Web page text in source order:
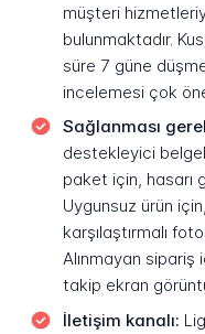
müşteri
bulunmaktadır.
süre 7 güne
incelemesi çok
Sağlanması
destekleyici
paket için, hasarı
Uygunsuz ürün
karşılaştırmalı
Alınmayan
takip ekran
İletişim kanalı: